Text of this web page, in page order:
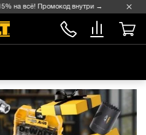
на всё! Промокод внутри →